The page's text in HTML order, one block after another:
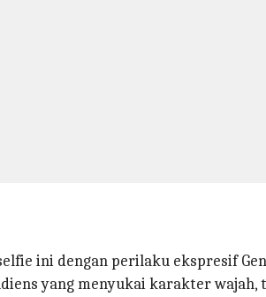
ini dengan perilaku ekspresif
yang menyukai karakter